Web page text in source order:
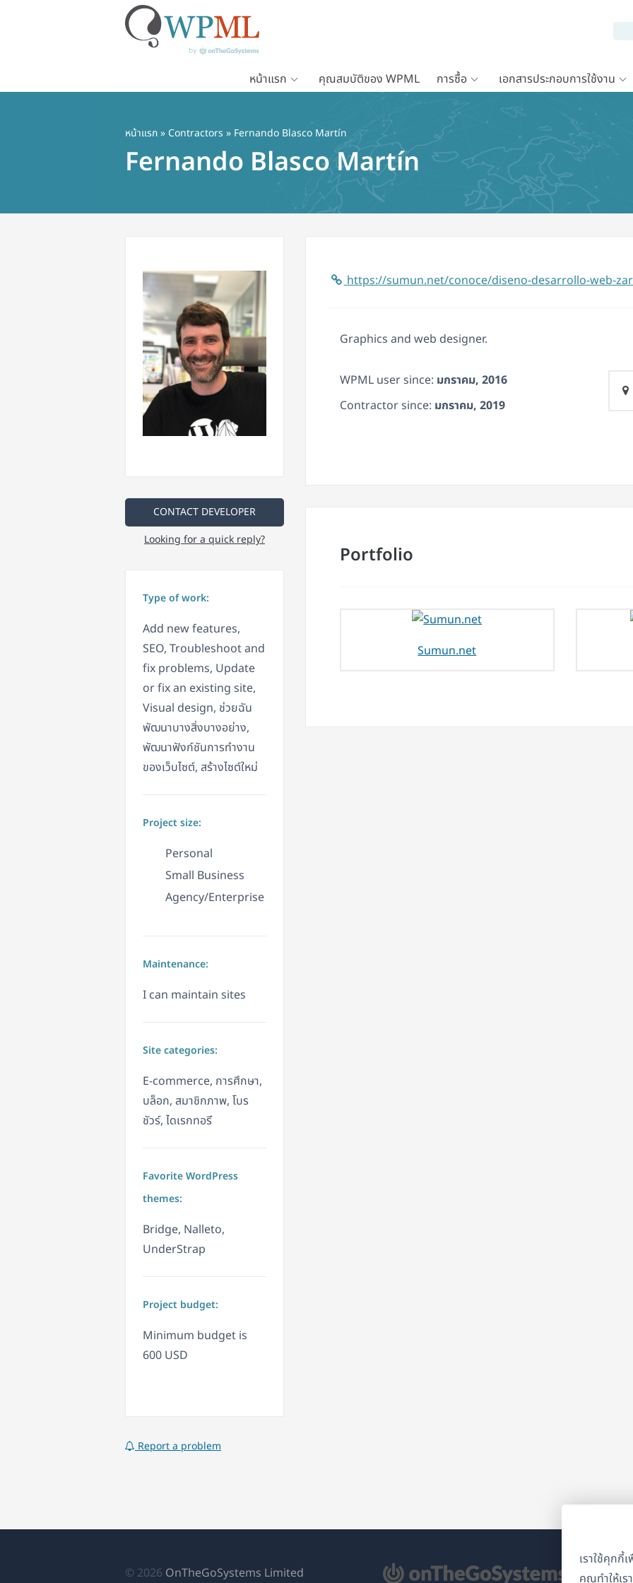
เราใช้คุกกี้
คุณทำให้เร
หน้าแรก คุณสมบัติของ WPML การซื้อ เอกสารประกอบการใช้งาน
หน้าแรก» Contractors » Fernando Blasco Martín
Fernando Blasco Martín
CONTACT DEVELOPER
Looking for a quick reply?
Type of work:
Add new features,
SEO, Troubleshoot and
fix problems, Update
or fix an existing site,
Visual design, ช่วยฉัน
พัฒนาบางสิ่งบางอย่าง,
พัฒนาฟังก์ชันการทำงาน
ของเว็บไซต์, สร้างไซต์ใหม่
Project size:
Personal
Small Business
Agency/Enterprise
Maintenance:
I can maintain sites
Site categories:
E-commerce, การศึกษา,
บล็อก, สมาชิกภาพ, โบร
ชัวร์, ไดเรกทอรี
Favorite WordPress
themes:
Bridge, Nalleto,
UnderStrap
Project budget:
Minimum budget is
600 USD
Report a problem
https://sumun.net/conoce/diseno-desarrollo-web-
Graphics and web designer.
WPML user since: มกราคม, 2016
Contractor since: มกราคม, 2019
Portfolio
Sumun.net
© 2026 OnTheGoSystems Limited